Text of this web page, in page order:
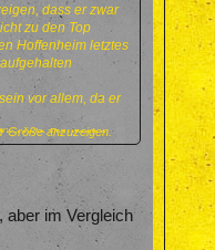
dass er zwar
zu den Top
Hoffenheim letztes
vor allem, da er
viele Deutsche
Adresse mit
nicht weg aber ist
Größe anzuzeigen.
aber im Vergleich